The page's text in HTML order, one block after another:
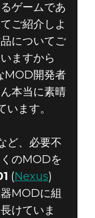
ゲームであ
ご紹介しよ
についてご
ますから
MOD開発者
本当に素晴
ます。
ど、必要不
のMODを
(Nexus)
MODに組
けていま